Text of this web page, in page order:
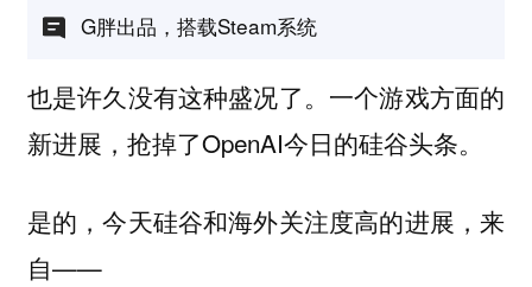
G胖出品，搭载Steam系统
也是许久没有这种盛况了。一个游戏方面的
新进展，抢掉了OpenAI今日的硅谷头条。
是的，今天硅谷和海外关注度高的进展，来
自——